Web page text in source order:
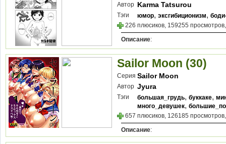
Автор Karma Tatsurou
Тэги юмор, эксгибиционизм,
226 плюсиков, 159255
Описание:
Sailor Moon (30)
Серия Sailor Moon
Автор Jyura
Тэги большая_грудь, буккаке,
много_девушек,
657 плюсиков, 126185
Описание: